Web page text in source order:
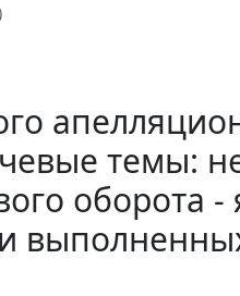
темы:
оборота -